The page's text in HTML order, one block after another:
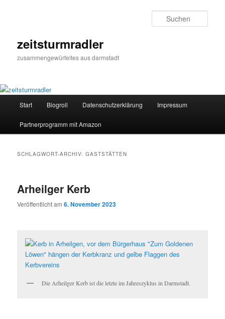
zeitsturmradler
zusammengewürfeltes aus darmstadt
Start Blogroll Datenschutzerklärung Impressum
Partnerprogramm mit Amazon
SCHLAGWORT-ARCHIV:GASTSTÄTTEN
Arheilger Kerb
Veröffentlicht am6. November 2023
Die Arheilger Kerb ist die letzte im Jahreszyklus in Darmstadt.